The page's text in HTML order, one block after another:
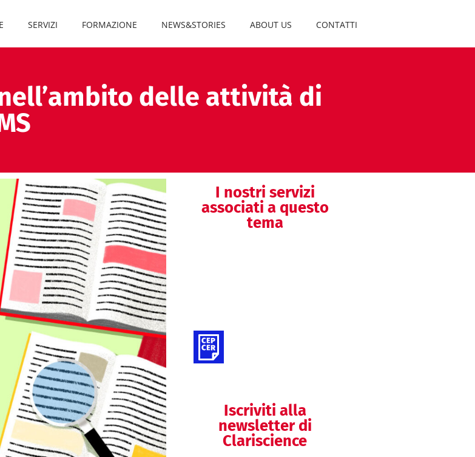
SERVIZI FORMAZIONE NEWS&STORIES ABOUT US CONTATTI
delle attività di
I nostri servizi
associati a questo
tema
Iscriviti alla
newsletter di
Clariscience